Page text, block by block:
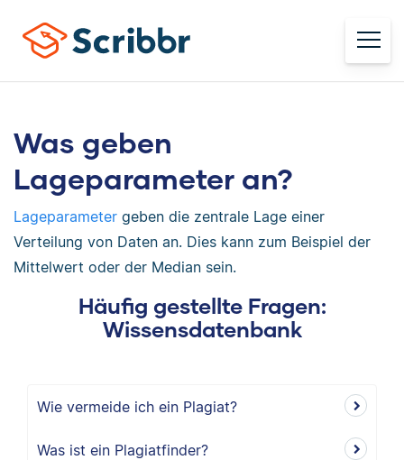
Was geben
Lageparameter an?
Lageparameter geben die zentrale Lage einer
Verteilung von Daten an. Dies kann zum Beispiel der
Mittelwert oder der Median sein.
Häufig gestellte Fragen:
Wissensdatenbank
Wie vermeide ich ein Plagiat?
Was ist ein Plagiatfinder?